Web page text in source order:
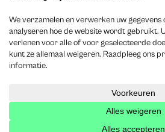
Overzicht auteurs
Auteur worden?
2025 Jubel – Webdesign byWisemen
Cookieverklaring–Disclaimer–